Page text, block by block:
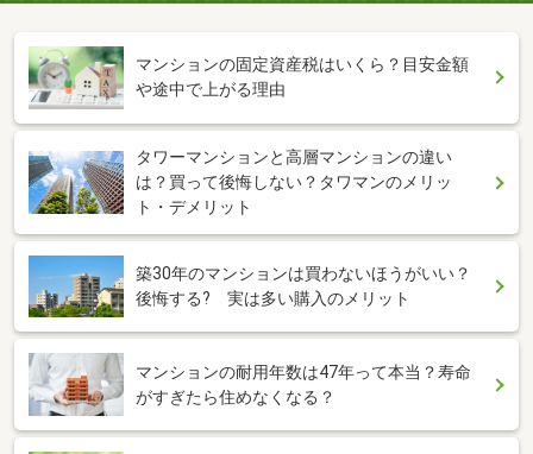
マンションの固定資産税はいくら？目安金額
や途中で上がる理由
タワーマンションと高層マンションの違い
は？買って後悔しない？タワマンのメリッ
ト・デメリット
築30年のマンションは買わないほうがいい？
後悔する? 実は多い購入のメリット
マンションの耐用年数は47年って本当？寿命
がすぎたら住めなくなる？